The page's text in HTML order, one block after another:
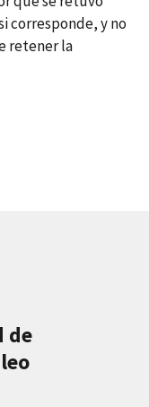
corresponde, y no
retener la
de